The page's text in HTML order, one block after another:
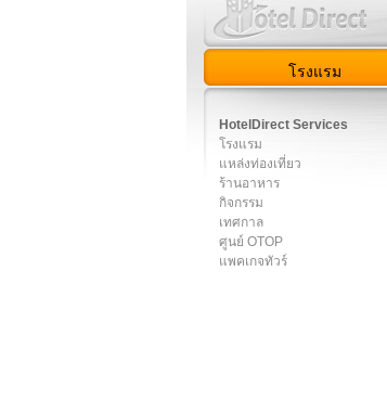
โรงแรม
HotelDirect Services
โรงแรม
แหล่งท่องเที่ยว
ร้านอาหาร
กิจกรรม
เทศกาล
ศูนย์ OTOP
แพคเกจทัวร์